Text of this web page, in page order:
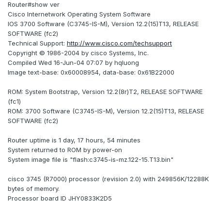
Router#show ver
Cisco Internetwork Operating System Software
IOS 3700 Software (C3745-IS-M), Version 12.2(15)T13, RELEASE
SOFTWARE (fc2)
Technical Support: http://www.cisco.com/techsupport
Copyright © 1986-2004 by cisco Systems, Inc.
Compiled Wed 16-Jun-04 07:07 by hqluong
Image text-base: 0x60008954, data-base: 0x61B22000
ROM: System Bootstrap, Version 12.2(8r)T2, RELEASE SOFTWARE
(fc1)
ROM: 3700 Software (C3745-IS-M), Version 12.2(15)T13, RELEASE
SOFTWARE (fc2)
Router uptime is 1 day, 17 hours, 54 minutes
System returned to ROM by power-on
System image file is "flash:c3745-is-mz.122-15.T13.bin"
cisco 3745 (R7000) processor (revision 2.0) with 249856K/12288K
bytes of memory.
Processor board ID JHY0833K2D5